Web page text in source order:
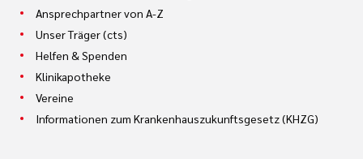
Ansprechpartner von A-Z
Unser Träger (cts)
Helfen & Spenden
Klinikapotheke
Vereine
Informationen zum Krankenhauszukunftsgesetz (KHZG)